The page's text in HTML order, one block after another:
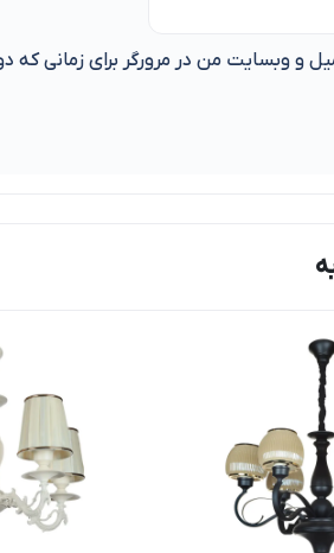
و وبسایت من در مرورگر برای زمانی که